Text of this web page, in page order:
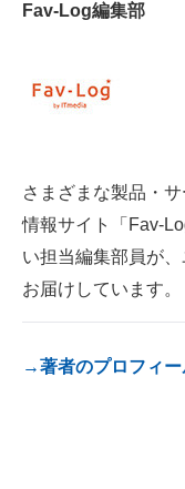
好きが集まる 比べて
企業ITのトレンドを詳
経営リーダーのコミ
マーケ×ITの今がよく
ITエンジニア向け専
企業向けIT製品の総
Fav-Log編集部
さまざまな製品・
情報サイト「Fav-
い担当編集部員が
お届けしています。
→著者のプロフィ